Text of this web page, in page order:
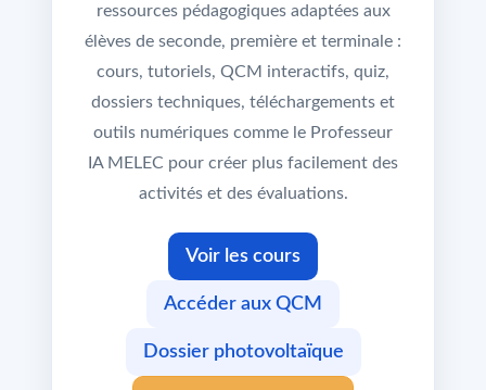
ressources pédagogiques adaptées aux
élèves de seconde, première et terminale :
cours, tutoriels, QCM interactifs, quiz,
dossiers techniques, téléchargements et
outils numériques comme le Professeur
IA MELEC pour créer plus facilement des
activités et des évaluations.
Voir les cours
Accéder aux QCM
Dossier photovoltaïque